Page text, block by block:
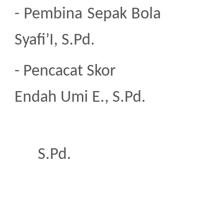
- Pembina
Syafi’I, S.Pd.
- Pencacat
Endah Umi E., S.Pd.
S.Pd.